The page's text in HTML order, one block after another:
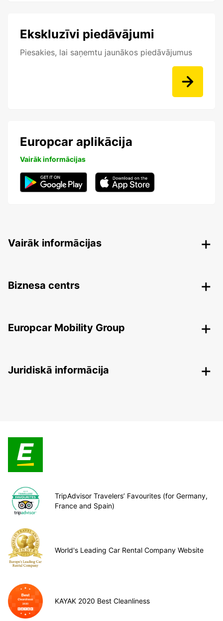
Ekskluzīvi piedāvājumi
Piesakies, lai saņemtu jaunākos piedāvājumus
Europcar aplikācija
Vairāk informācijas
Vairāk informācijas
Biznesa centrs
Europcar Mobility Group
Juridiskā informācija
TripAdvisor Travelers’ Favourites (for Germany,
France and Spain)
World's Leading Car Rental Company Website
KAYAK 2020 Best Cleanliness